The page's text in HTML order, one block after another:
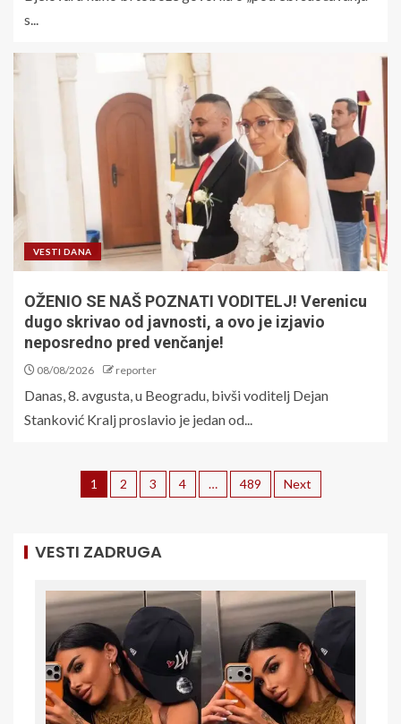
s...
VESTI DANA
OŽENIO SE NAŠ POZNATI VODITELJ! Verenicu
dugo skrivao od javnosti, a ovo je izjavio
neposredno pred venčanje!
08/08/2026 reporter
Danas, 8. avgusta, u Beogradu, bivši voditelj Dejan
Stanković Kralj proslavio je jedan od...
1 2 3 4 … 489 Next
VESTI ZADRUGA